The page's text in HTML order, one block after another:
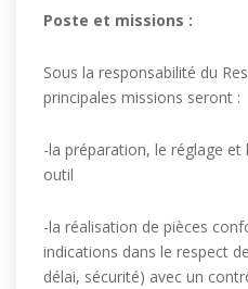
Poste et missions :
Sous la responsabilité du
principales missions seront :
-la préparation, le réglage
outil
-la réalisation de pièces
indications dans le respect
délai, sécurité) avec un